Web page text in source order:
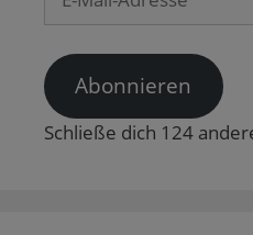
Mail-
Abonnieren
Schließe dich 124